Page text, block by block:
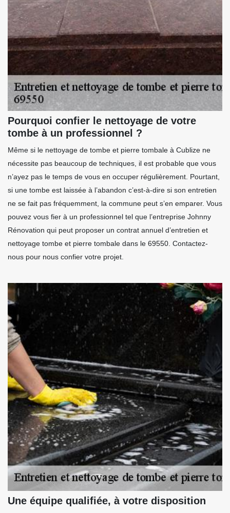
Pourquoi confier le nettoyage de votre
tombe à un professionnel ?
Même si le nettoyage de tombe et pierre tombale à Cublize ne
nécessite pas beaucoup de techniques, il est probable que vous
n’ayez pas le temps de vous en occuper régulièrement. Pourtant,
si une tombe est laissée à l’abandon c’est-à-dire si son entretien
ne se fait pas fréquemment, la commune peut s’en emparer. Vous
pouvez vous fier à un professionnel tel que l’entreprise Johnny
Rénovation qui peut proposer un contrat annuel d’entretien et
nettoyage tombe et pierre tombale dans le 69550. Contactez-
nous pour nous confier votre projet.
Une équipe qualifiée, à votre disposition